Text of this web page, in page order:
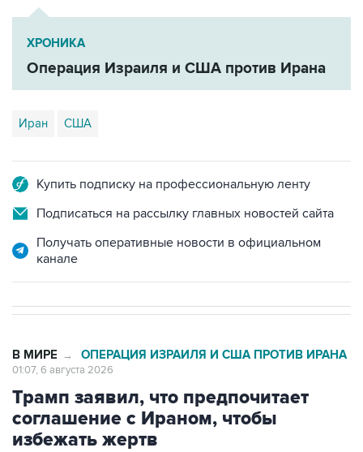
ХРОНИКА
Операция Израиля и США против Ирана
Иран США
Купить подписку на профессиональную ленту
Подписаться на рассылку главных новостей сайта
Получать оперативные новости в официальном
канале
В МИРЕ → ОПЕРАЦИЯ ИЗРАИЛЯ И США ПРОТИВ ИРАНА
01:07, 6 августа 2026
Трамп заявил, что предпочитает
соглашение с Ираном, чтобы
избежать жертв